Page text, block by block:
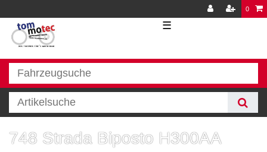
0
☰
748 Strada Biposto H300AA